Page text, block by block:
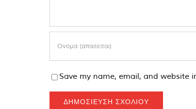
Save my name, email, and website